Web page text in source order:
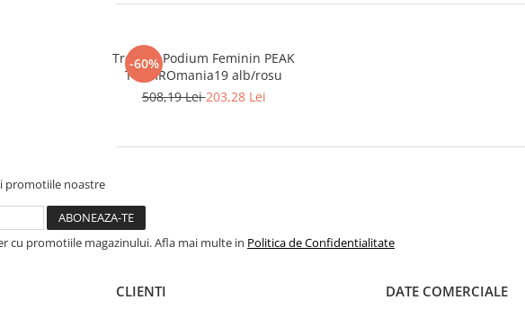
-60%
Trening Podium Feminin PEAK
TeamROmania19 alb/rosu
508,19 Lei203,28 Lei
promotiile noastre
cu promotiile magazinului. Afla mai multe in Politica de Confidentialitate
CLIENTI DATE COMERCIALE